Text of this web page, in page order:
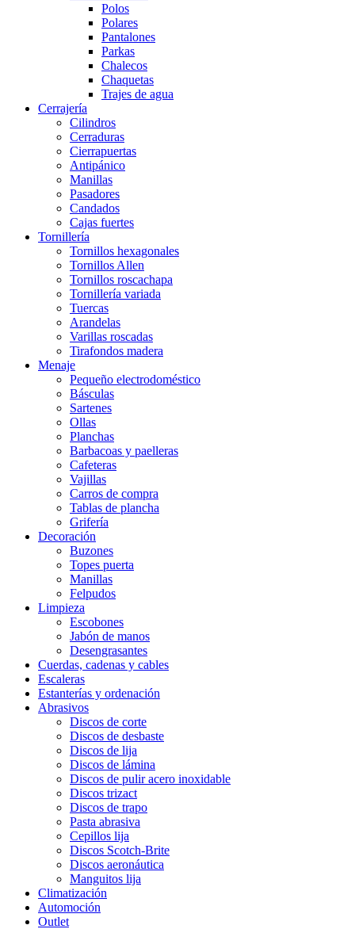
Polos
Polares
Pantalones
Parkas
Chalecos
Chaquetas
Trajes de agua
Cerrajería
Cilindros
Cerraduras
Cierrapuertas
Antipánico
Manillas
Pasadores
Candados
Cajas fuertes
Tornillería
Tornillos hexagonales
Tornillos Allen
Tornillos roscachapa
Tornillería variada
Tuercas
Arandelas
Varillas roscadas
Tirafondos madera
Menaje
Pequeño electrodoméstico
Básculas
Sartenes
Ollas
Planchas
Barbacoas y paelleras
Cafeteras
Vajillas
Carros de compra
Tablas de plancha
Grifería
Decoración
Buzones
Topes puerta
Manillas
Felpudos
Limpieza
Escobones
Jabón de manos
Desengrasantes
Cuerdas, cadenas y cables
Escaleras
Estanterías y ordenación
Abrasivos
Discos de corte
Discos de desbaste
Discos de lija
Discos de lámina
Discos de pulir acero inoxidable
Discos trizact
Discos de trapo
Pasta abrasiva
Cepillos lija
Discos Scotch-Brite
Discos aeronáutica
Manguitos lija
Climatización
Automoción
Outlet